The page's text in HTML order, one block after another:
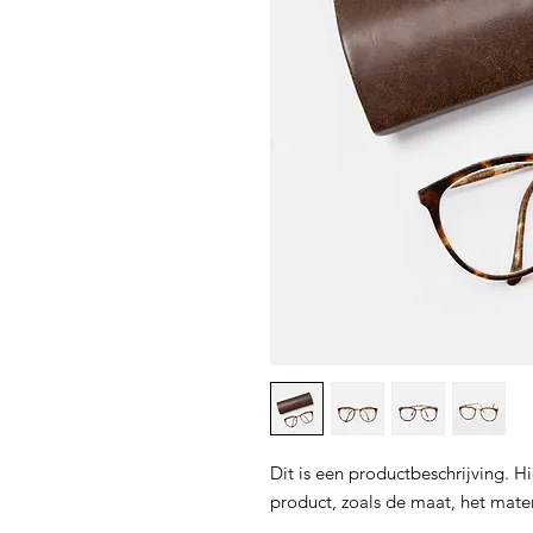
Dit is een productbeschrijving.
product, zoals de maat, het